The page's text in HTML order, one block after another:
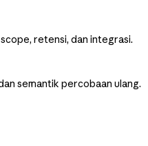
retensi, dan integrasi.
semantik percobaan ulang.